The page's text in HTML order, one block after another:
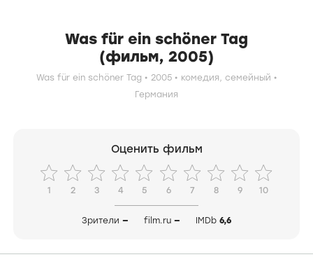
Was für ein schöner Tag
(фильм, 2005)
Was für ein schöner Tag 2005 комедия, семейный
Германия
Оценить фильм
1 2 3 4 5 6 7 8 9 10
Зрители — film.ru — IMDb 6,6